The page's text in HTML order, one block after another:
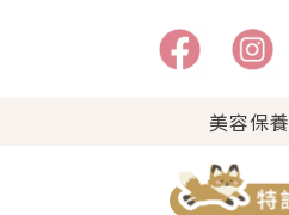
美容保養